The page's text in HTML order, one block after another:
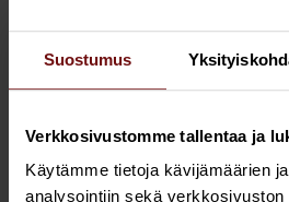
Suostumus
Verkkosivustomme tallentaa ja
Käytämme tietoja kävijämäärien
analysointiin sekä verkkosivuston
uudistamiseen?”